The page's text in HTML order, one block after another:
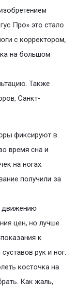
Про» это стало
с корректором,
на большом
Также
Санкт-
фиксируют в
время сна и
на ногах.
получили за
движению
цен, но лучше
к
рук и ног.
косточка на
Как жаль,